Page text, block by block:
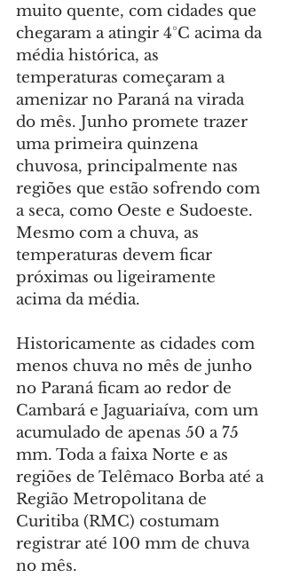
muito quente, com cidades que
chegaram a atingir 4°C acima da
média histórica, as
temperaturas começaram a
amenizar no Paraná na virada
do mês. Junho promete trazer
uma primeira quinzena
chuvosa, principalmente nas
regiões que estão sofrendo com
a seca, como Oeste e Sudoeste.
Mesmo com a chuva, as
temperaturas devem ficar
próximas ou ligeiramente
acima da média.
Historicamente as cidades com
menos chuva no mês de junho
no Paraná ficam ao redor de
Cambará e Jaguariaíva, com um
acumulado de apenas 50 a 75
mm. Toda a faixa Norte e as
regiões de Telêmaco Borba até a
Região Metropolitana de
Curitiba (RMC) costumam
registrar até 100 mm de chuva
no mês.